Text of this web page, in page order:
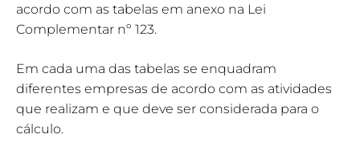
acordo com as tabelas em anexo na Lei
Complementar nº 123.
Em cada uma das tabelas se enquadram
diferentes empresas de acordo com as atividades
que realizam e que deve ser considerada para o
cálculo.